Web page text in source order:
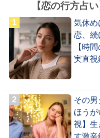
【恋の行方占
気休め
恋、続
【時
実直視
その
ほう
視】生